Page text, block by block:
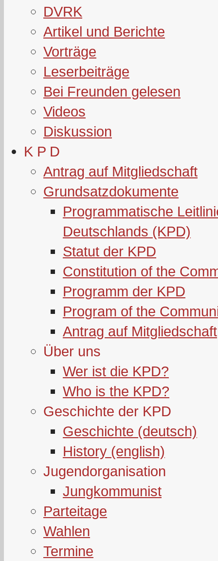
DVRK
Artikel und Berichte
Vorträge
Leserbeiträge
Bei Freunden gelesen
Videos
Diskussion
K P D
Antrag auf Mitgliedschaft
Grundsatzdokumente
Programmatische
Deutschlands (KPD)
Statut der KPD
Constitution of the
Programm der KPD
Program of the
Antrag auf Mitgliedschaft
Über uns
Wer ist die KPD?
Who is the KPD?
Geschichte der KPD
Geschichte (deutsch)
History (english)
Jugendorganisation
Jungkommunist
Parteitage
Wahlen
Termine